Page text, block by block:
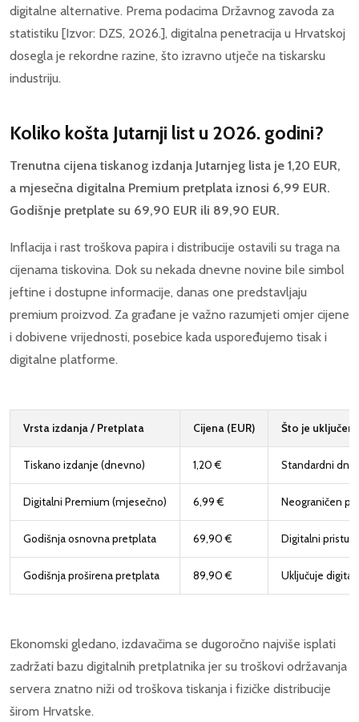
digitalne alternative. Prema podacima Državnog zavoda za
statistiku [Izvor: DZS, 2026.], digitalna penetracija u Hrvatskoj
dosegla je rekordne razine, što izravno utječe na tiskarsku
industriju.
Koliko košta Jutarnji list u 2026. godini?
Trenutna cijena tiskanog izdanja Jutarnjeg lista je 1,20 EUR,
a mjesečna digitalna Premium pretplata iznosi 6,99 EUR.
Godišnje pretplate su 69,90 EUR ili 89,90 EUR.
Inflacija i rast troškova papira i distribucije ostavili su traga na
cijenama tiskovina. Dok su nekada dnevne novine bile simbol
jeftine i dostupne informacije, danas one predstavljaju
premium proizvod. Za građane je važno razumjeti omjer cijene
i dobivene vrijednosti, posebice kada uspoređujemo tisak i
digitalne platforme.
Vrsta izdanja / Pretplata Cijena (EUR) Što je
Tiskano izdanje (dnevno) 1,20 € Standardni
Digitalni Premium (mjesečno) 6,99 € Neograničen
Godišnja osnovna pretplata 69,90 € Digitalni pristup
Godišnja proširena pretplata 89,90 € Uključuje
Ekonomski gledano, izdavačima se dugoročno najviše isplati
zadržati bazu digitalnih pretplatnika jer su troškovi održavanja
servera znatno niži od troškova tiskanja i fizičke distribucije
širom Hrvatske.